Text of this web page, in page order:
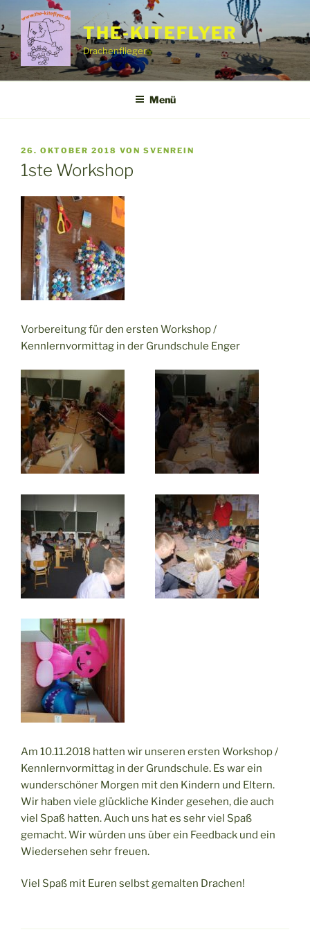
Zum
Inhalt
springen
THE-KITEFLYER
Drachenflieger
Menü
VERÖFFENTLICHT
AM
26. OKTOBER 2018 VON SVENREIN
1ste Workshop
Vorbereitung für den ersten Workshop /
Kennlernvormittag in der Grundschule Enger
Am 10.11.2018 hatten wir unseren ersten Workshop /
Kennlernvormittag in der Grundschule. Es war ein
wunderschöner Morgen mit den Kindern und Eltern.
Wir haben viele glückliche Kinder gesehen, die auch
viel Spaß hatten. Auch uns hat es sehr viel Spaß
gemacht. Wir würden uns über ein Feedback und ein
Wiedersehen sehr freuen.
Viel Spaß mit Euren selbst gemalten Drachen!